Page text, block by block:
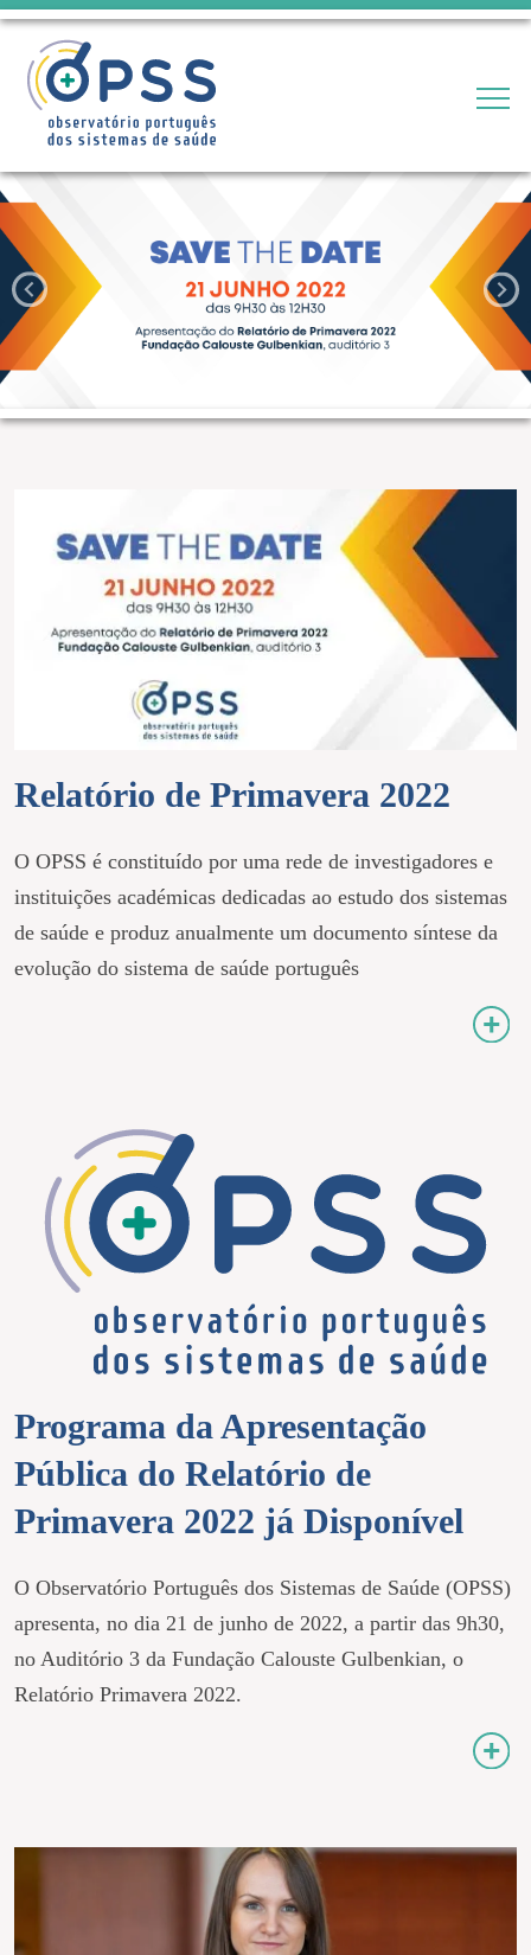
Relatório de Primavera 2022
O OPSS é constituído por uma rede de investigadores e
instituições académicas dedicadas ao estudo dos sistemas
de saúde e produz anualmente um documento síntese da
evolução do sistema de saúde português
Programa da Apresentação
Pública do Relatório de
Primavera 2022 já Disponível
O Observatório Português dos Sistemas de Saúde (OPSS)
apresenta, no dia 21 de junho de 2022, a partir das 9h30,
no Auditório 3 da Fundação Calouste Gulbenkian, o
Relatório Primavera 2022.